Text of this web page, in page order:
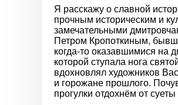
Я расскажу о славной
прочным историческим и
замечательными
Петром Кропоткиным,
когда-то оказавшимися
которой ступала нога
вдохновлял художников
и горожане прошлого.
прогулки отдохнём от